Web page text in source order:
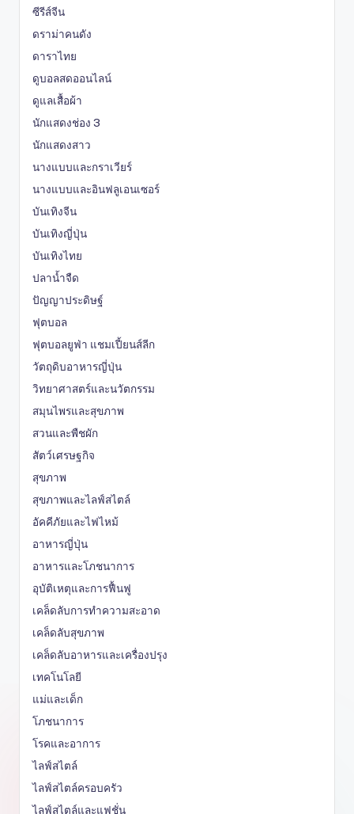
ซีรีส์จีน
ดราม่าคนดัง
ดาราไทย
ดูบอลสดออนไลน์
ดูแลเสื้อผ้า
นักแสดงช่อง 3
นักแสดงสาว
นางแบบและกราเวียร์
นางแบบและอินฟลูเอนเซอร์
บันเทิงจีน
บันเทิงญี่ปุ่น
บันเทิงไทย
ปลาน้ำจืด
ปัญญาประดิษฐ์
ฟุตบอล
ฟุตบอลยูฟ่า แชมเปี้ยนส์ลีก
วัตถุดิบอาหารญี่ปุ่น
วิทยาศาสตร์และนวัตกรรม
สมุนไพรและสุขภาพ
สวนและพืชผัก
สัตว์เศรษฐกิจ
สุขภาพ
สุขภาพและไลฟ์สไตล์
อัคคีภัยและไฟไหม้
อาหารญี่ปุ่น
อาหารและโภชนาการ
อุบัติเหตุและการฟื้นฟู
เคล็ดลับการทำความสะอาด
เคล็ดลับสุขภาพ
เคล็ดลับอาหารและเครื่องปรุง
เทคโนโลยี
แม่และเด็ก
โภชนาการ
โรคและอาการ
ไลฟ์สไตล์
ไลฟ์สไตล์ครอบครัว
ไลฟ์สไตล์และแฟชั่น